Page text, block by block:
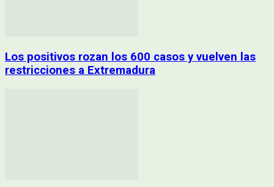
Los positivos rozan los 600 casos y vuelven las
restricciones a Extremadura